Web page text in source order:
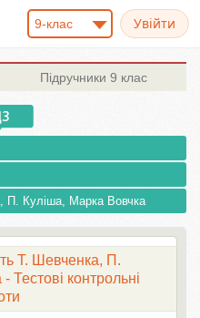
9-клас
Підручники 9 клас
П. Куліша, Марка Вовчка
Т. Шевченка, П.
Тестові контрольні